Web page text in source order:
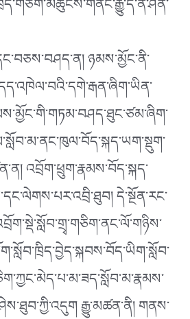
ཉམས་མྱོང་ནི་
འབྲོག་ཕྲུག་རྣམས་བོད་སྐད་
དེ་སྔོན་རང་
རྒྱུ་མཚན་ནི། གནས་